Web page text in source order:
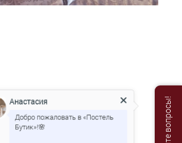
Анастасия
Добро пожаловать в «Постель
Бутик»!🌸